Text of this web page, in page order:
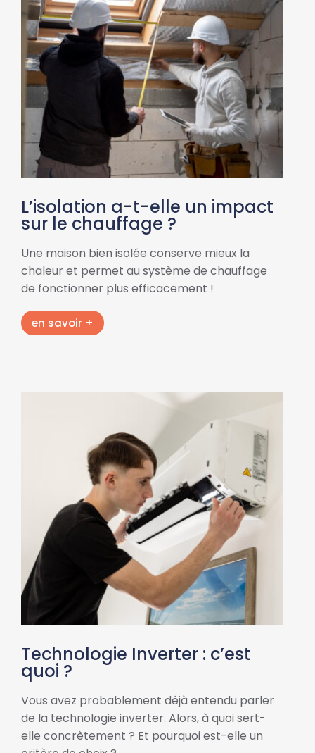
L’isolation a-t-elle un impact
sur le chauffage ?
Une maison bien isolée conserve mieux la
chaleur et permet au système de chauffage
de fonctionner plus efficacement !
en savoir +
Technologie Inverter : c’est
quoi ?
Vous avez probablement déjà entendu parler
de la technologie inverter. Alors, à quoi sert-
elle concrètement ? Et pourquoi est-elle un